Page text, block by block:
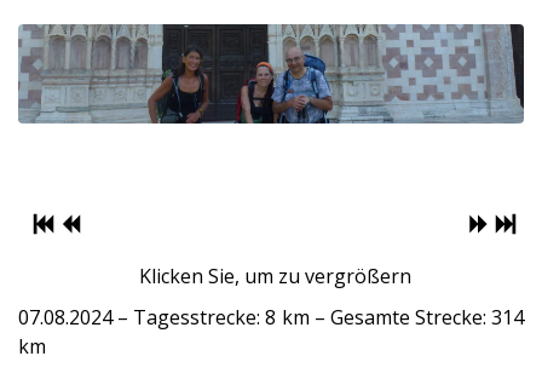
Klicken Sie, um zu vergrößern
07.08.2024 – Tagesstrecke: 8 km – Gesamte Strecke: 314
km